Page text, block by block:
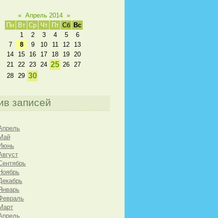
« Апрель 2014 »
Пн
Вт Ср Чт Пт Сб Вс
1
2 3 4 5
6
7
8 9 10 11 12
13
14
15 16 17 18 19
20
21
22 23 24 25 26
27
28
29 30
записей